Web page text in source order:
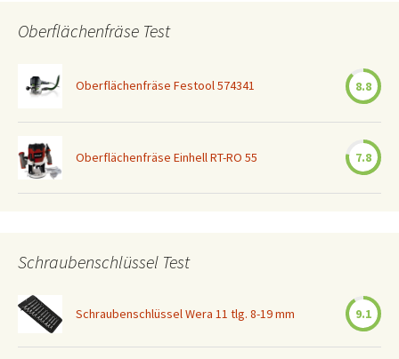
Oberflächenfräse Test
Oberflächenfräse Festool 574341 8.8
Oberflächenfräse Einhell RT-RO 55 7.8
Schraubenschlüssel Test
Schraubenschlüssel Wera 11 tlg. 8-19 mm 9.1